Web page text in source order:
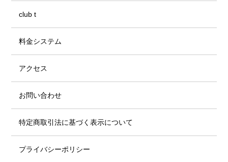
club t
料金システム
アクセス
お問い合わせ
特定商取引法に基づく表示について
プライバシーポリシー